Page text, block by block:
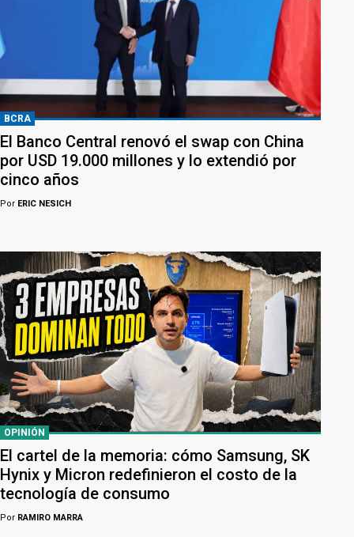
BCRA
El Banco Central renovó el swap con China
por USD 19.000 millones y lo extendió por
cinco años
Por ERIC NESICH
OPINIÓN
El cartel de la memoria: cómo Samsung, SK
Hynix y Micron redefinieron el costo de la
tecnología de consumo
Por RAMIRO MARRA